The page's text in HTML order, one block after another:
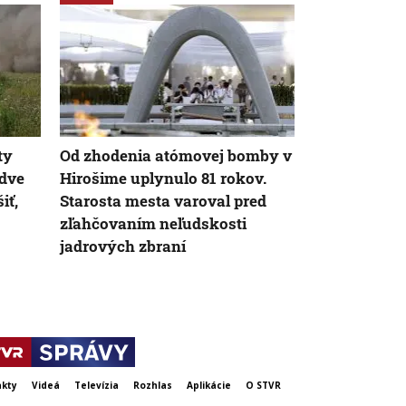
Od zhodenia atómovej bomby v
Hirošime uplynulo 81 rokov.
Starosta mesta varoval pred
zľahčovaním neľudskosti
jadrových zbraní
Videá Televízia Rozhlas Aplikácie O STVR